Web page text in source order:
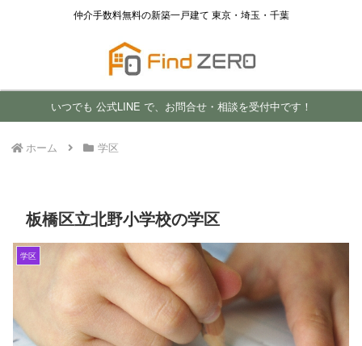
仲介手数料無料の新築一戸建て 東京・埼玉・千葉
いつでも 公式LINE で、お問合せ・相談を受付中です！
ホーム 学区
板橋区立北野小学校の学区
学区